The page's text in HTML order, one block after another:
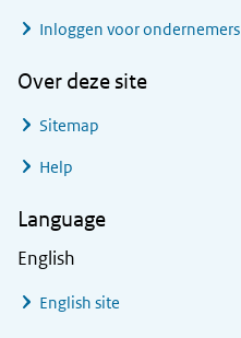
Inloggen voor ondernemers
Over deze site
Sitemap
Help
Language
English
English site